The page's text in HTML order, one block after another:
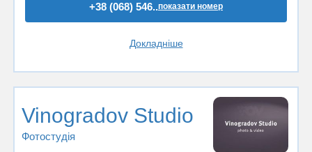
+38 (068) 546..показати номер
Докладніше
Vinogradov Studio
Фотостудiя